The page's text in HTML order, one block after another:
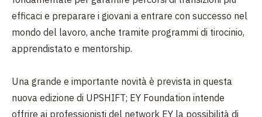
efficaci e preparare i giovani a entrare con successo nel
mondo del lavoro, anche tramite programmi di tirocinio,
apprendistato e mentorship.
Una grande e importante novità è prevista in questa
nuova edizione di UPSHIFT; EY Foundation intende
offrire ai professionisti del network EY la possibilità di